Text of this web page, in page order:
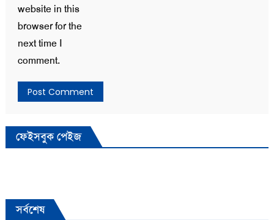
website in this
browser for the
next time I
comment.
ফেইসবুক পেইজ
সর্বশেষ